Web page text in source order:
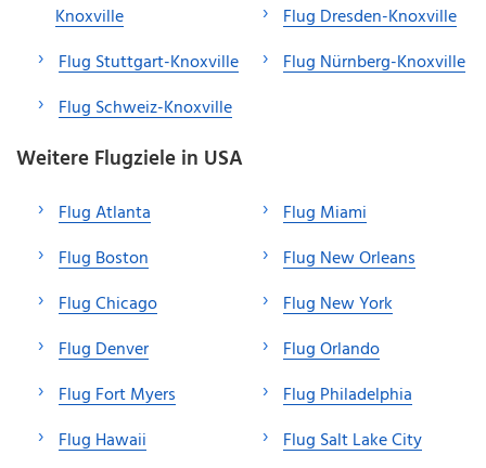
Knoxville
Flug Stuttgart-Knoxville
Flug Schweiz-Knoxville
Flug Dresden-Knoxville
Flug Nürnberg-Knoxville
Weitere Flugziele in USA
Flug Atlanta
Flug Boston
Flug Chicago
Flug Denver
Flug Fort Myers
Flug Hawaii
Flug Miami
Flug New Orleans
Flug New York
Flug Orlando
Flug Philadelphia
Flug Salt Lake City